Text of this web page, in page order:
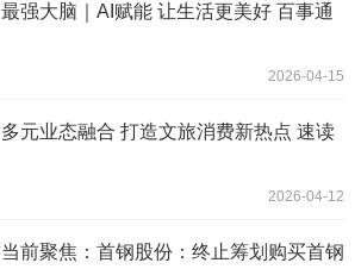
最强大脑｜AI赋能 让生活更美好 百事通
2026-04-15
多元业态融合 打造文旅消费新热点 速读
2026-04-12
当前聚焦：首钢股份：终止筹划购买首钢